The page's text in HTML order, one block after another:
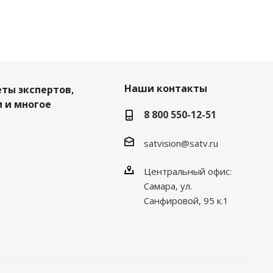
экспертов,
и многое
Наши контакты
8 800 550-12-51
satvision@satv.ru
Центральный офис:
Самара, ул.
Санфировой, 95 к.1